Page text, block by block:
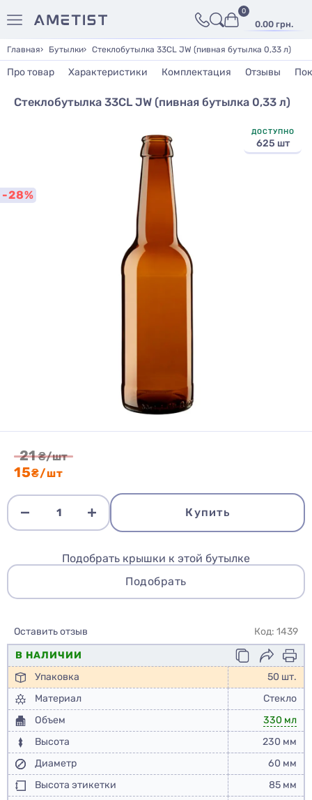
0.00 грн.
0
Главная Бутылки Стеклобутылка 33CL JW (пивная бутылка 0,33 л)
Про товар Характеристики Комплектация Отзывы
Стеклобутылка 33CL JW (пивная бутылка 0,33 л)
-28%
ДОСТУПНО
625 шт
21 ₴/шт
15₴/шт
Купить
Подобрать крышки к этой бутылке
Подобрать
Оставить отзыв
Код: 1439
В НАЛИЧИИ
Упаковка
50 шт.
Материал
Стекло
Объем
330 мл
Высота
230 мм
Диаметр
60 мм
Высота этикетки
85 мм